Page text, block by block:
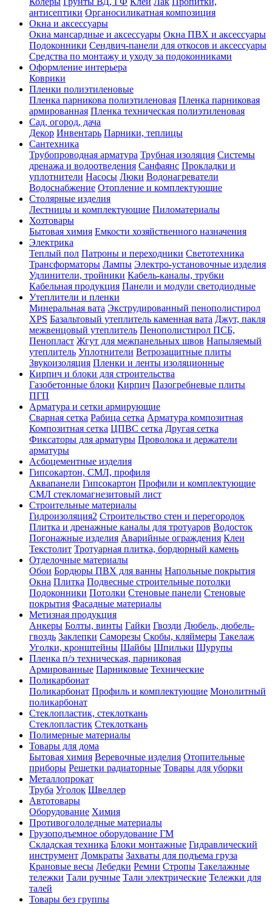
антисептики Органосиликатная композиция
Окна и аксессуары
Окна мансардные и аксессуары Окна ПВХ и аксессуары
Подоконники Сендвич-панели для откосов и аксессуары
Средства по монтажу и уходу за подоконниками
Оформление интерьера
Коврики
Пленки полиэтиленовые
Пленка парникова полиэтиленовая Пленка парниковая
армированная Пленка техническая полиэтиленовая
Сад, огород, дача
Декор Инвентарь Парники, теплицы
Сантехника
Трубопроводная арматура Трубная изоляция Системы
дренажа и водоотведения Санфаянс Прокладки и
уплотнители Насосы Люки Водонагреватели
Водоснабжение Отопление и комплектующие
Столярные изделия
Лестницы и комплектующие Пиломатериалы
Хозтовары
Бытовая химия Емкости хозяйственного назначения
Электрика
Теплый пол Патроны и переходники Светотехника
Трансформаторы Лампы Электро-установочные изделия
Удлинители, тройники Кабель-каналы, трубки
Кабельная продукция Панели и модули светодиодные
Утеплители и пленки
Минеральная вата Экструдированный пенополистирол
XPS Базальтовый утеплитель каменная вата Джут, пакля
межвенцовый утеплитель Пенополистирол ПСБ,
Пенопласт Жгут для межпанельных швов Напыляемый
утеплитель Уплотнители Ветрозащитные плиты
Звукоизоляция Пленки и ленты изоляционные
Кирпич и блоки для строительства
Газобетонные блоки Кирпич Пазогребневые плиты
ПГП
Арматура и сетки армирующие
Сварная сетка Рабица сетка Арматура композитная
Композитная сетка ЦПВС сетка Другая сетка
Фиксаторы для арматуры Проволока и держатели
арматуры
Асбоцементные изделия
Гипсокартон, СМЛ, профиля
Аквапанели Гипсокартон Профили и комплектующие
СМЛ стекломагнезитовый лист
Строительные материалы
Гидроизоляция2 Строительство стен и перегородок
Плитка и дренажные каналы для тротуаров Водосток
Погонажные изделия Аварийные ограждения Клеи
Текстолит Тротуарная плитка, бордюрный камень
Отделочные материалы
Обои Бордюры ПВХ для ванны Напольные покрытия
Окна Плитка Подвесные строительные потолки
Подоконники Потолки Стеновые панели Стеновые
покрытия Фасадные материалы
Метизная продукция
Анкеры Болты, винты Гайки Гвозди Дюбель, дюбель-
гвоздь Заклепки Саморезы Скобы, кляймеры Такелаж
Уголки, кронштейны Шайбы Шпильки Шурупы
Пленка п/э техническая, парниковая
Армированные Парниковые Технические
Поликарбонат
Поликарбонат Профиль и комплектующие Монолитный
поликарбонат
Стеклопластик, стеклоткань
Стеклопластик Стеклоткань
Полимерные материалы
Товары для дома
Бытовая химия Веревочные изделия Отопительные
приборы Решетки радиаторные Товары для уборки
Металлопрокат
Труба Уголок Швеллер
Автотовары
Оборудование Химия
Противогололедные материалы
Грузоподъемное оборудование ГМ
Складская техника Блоки монтажные Гидравлический
инструмент Домкраты Захваты для подъема груза
Крановые весы Лебедки Ремни Стропы Такелажные
тележки Тали ручные Тали электрические Тележки для
талей
Товары без группы